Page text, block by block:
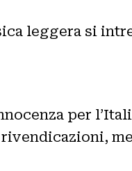
leggera si
per